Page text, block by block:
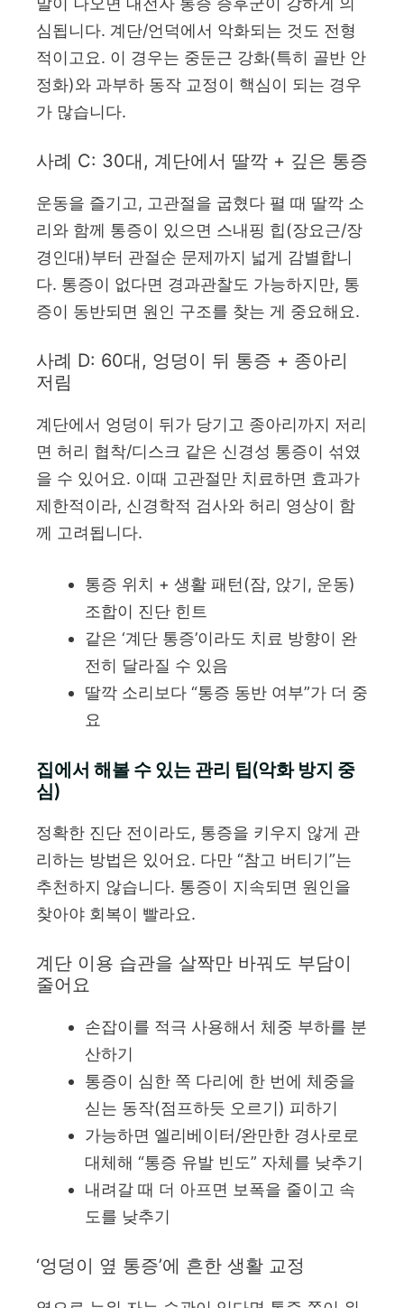
심됩니다. 계단/언덕에서 악화되는 것도 전형
적이고요. 이 경우는 중둔근 강화(특히 골반 안
정화)와 과부하 동작 교정이 핵심이 되는 경우
가 많습니다.
사례 C: 30대, 계단에서 딸깍 + 깊은 통증
운동을 즐기고, 고관절을 굽혔다 펼 때 딸깍 소
리와 함께 통증이 있으면 스내핑 힙(장요근/장
경인대)부터 관절순 문제까지 넓게 감별합니
다. 통증이 없다면 경과관찰도 가능하지만, 통
증이 동반되면 원인 구조를 찾는 게 중요해요.
사례 D: 60대, 엉덩이 뒤 통증 + 종아리
저림
계단에서 엉덩이 뒤가 당기고 종아리까지 저리
면 허리 협착/디스크 같은 신경성 통증이 섞였
을 수 있어요. 이때 고관절만 치료하면 효과가
제한적이라, 신경학적 검사와 허리 영상이 함
께 고려됩니다.
통증 위치 + 생활 패턴(잠, 앉기, 운동)
조합이 진단 힌트
같은 ‘계단 통증’이라도 치료 방향이 완
전히 달라질 수 있음
딸깍 소리보다 “통증 동반 여부”가 더 중
요
집에서 해볼 수 있는 관리 팁(악화 방지 중
심)
정확한 진단 전이라도, 통증을 키우지 않게 관
리하는 방법은 있어요. 다만 “참고 버티기”는
추천하지 않습니다. 통증이 지속되면 원인을
찾아야 회복이 빨라요.
계단 이용 습관을 살짝만 바꿔도 부담이
줄어요
손잡이를 적극 사용해서 체중 부하를 분
산하기
통증이 심한 쪽 다리에 한 번에 체중을
싣는 동작(점프하듯 오르기) 피하기
가능하면 엘리베이터/완만한 경사로로
대체해 “통증 유발 빈도” 자체를 낮추기
내려갈 때 더 아프면 보폭을 줄이고 속
도를 낮추기
‘엉덩이 옆 통증’에 흔한 생활 교정